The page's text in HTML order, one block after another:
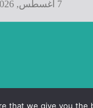
7 أغسطس, 2026
that we give you